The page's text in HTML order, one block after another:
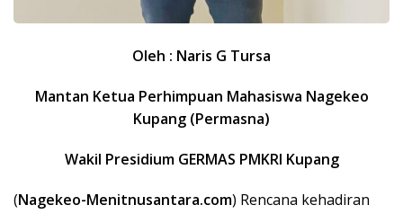
Oleh : Naris G Tursa
Mantan Ketua Perhimpuan Mahasiswa Nagekeo
Kupang (Permasna)
Wakil Presidium GERMAS PMKRI Kupang
(Nagekeo-Menitnusantara.com) Rencana kehadiran